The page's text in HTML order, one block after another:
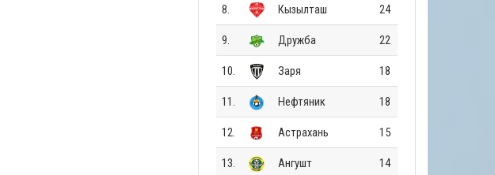
8. Кызылташ 24
9. Дружба 22
10. Заря 18
11. Нефтяник 18
12. Астрахань 15
13. Ангушт 14